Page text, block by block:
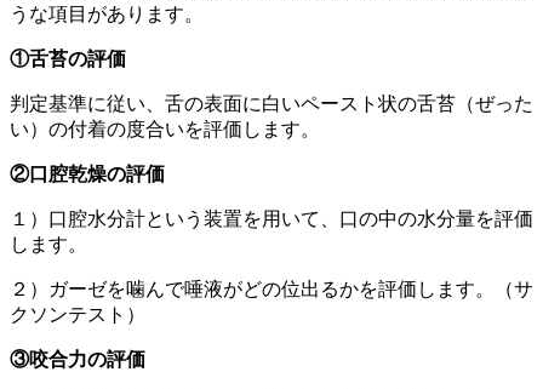
うな項目があります。
①舌苔の評価
判定基準に従い、舌の表面に白いペースト状の舌苔（ぜった
い）の付着の度合いを評価します。
②口腔乾燥の評価
１）口腔水分計という装置を用いて、口の中の水分量を評価
します。
２）ガーゼを噛んで唾液がどの位出るかを評価します。（サ
クソンテスト）
③咬合力の評価